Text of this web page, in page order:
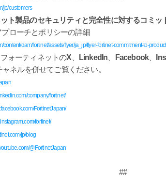
jp/customers
ト製品のセキュリティと完全性に対するコミッ
ローチとポリシーの詳細
content/dam/fortinet/assets/flyer/ja_jp/flyer-fortinet-commitment-to-
ォーティネットのX LinkedIn Facebook、
ャネルを併せてご覧ください。
company/fortinet/
FortinetJapan/
fortinet/
jp/blog
@FortinetJapan
##